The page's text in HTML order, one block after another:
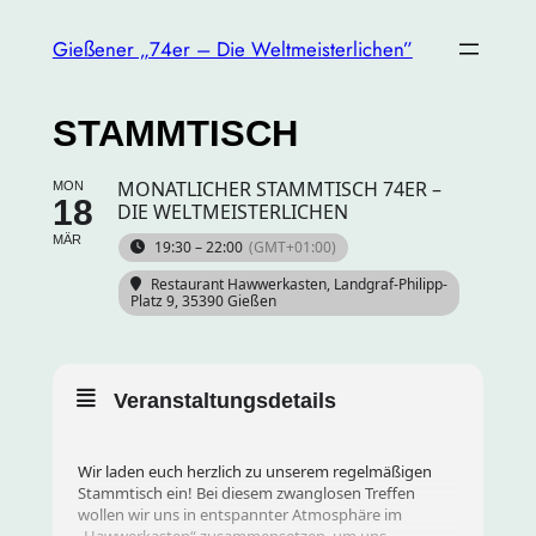
Gießener „74er – Die Weltmeisterlichen”
STAMMTISCH
MON
18
MÄR
MONATLICHER STAMMTISCH 74ER –
DIE WELTMEISTERLICHEN
19:30 – 22:00 (GMT+01:00)
Restaurant Hawwerkasten, Landgraf-Philipp-
Platz 9, 35390 Gießen
Veranstaltungsdetails
Wir laden euch herzlich zu unserem regelmäßigen
Stammtisch ein! Bei diesem zwanglosen Treffen
wollen wir uns in entspannter Atmosphäre im